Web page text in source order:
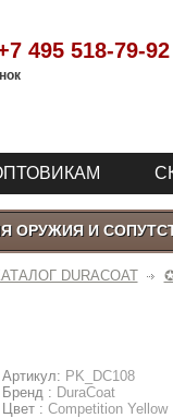
495 518-79-92
ОРУЖИЯ И
DURACOAT
Артикул: PK_DC108
Бренд : DuraCoat
Цвет : Competition Yellow